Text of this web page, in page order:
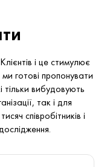
і це стимулює
готові пропонувати
тільки вибудовують
так і для
співробітників і